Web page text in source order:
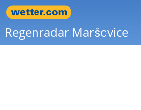
Regenradar Maršovice